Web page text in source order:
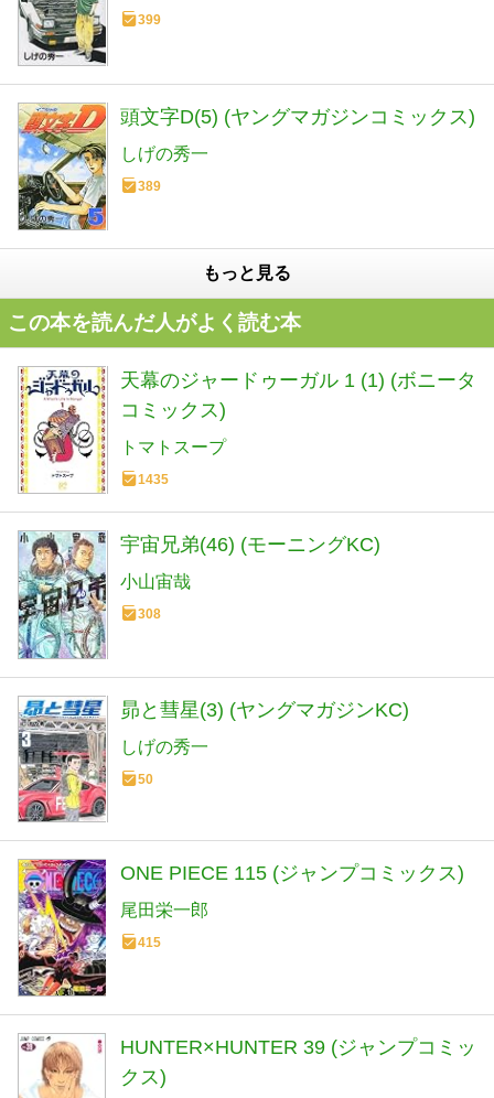
399
頭文字D(5) (ヤングマガジンコミックス)
しげの秀一
389
もっと見る
この本を読んだ人がよく読む本
天幕のジャードゥーガル 1 (1) (ボニータ
コミックス)
トマトスープ
1435
宇宙兄弟(46) (モーニングKC)
小山宙哉
308
昴と彗星(3) (ヤングマガジンKC)
しげの秀一
50
ONE PIECE 115 (ジャンプコミックス)
尾田栄一郎
415
HUNTER×HUNTER 39 (ジャンプコミッ
クス)